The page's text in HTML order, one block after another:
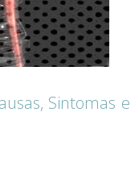
Sintomas e